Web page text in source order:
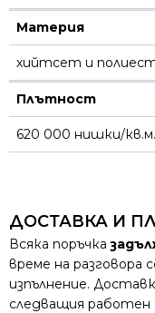
Материя
хийтсет и
Плътност
620 000 нишки/кв.м.
ДОСТАВКА И
Всяка поръчка
време на разговора
изпълнение.
следващия работен